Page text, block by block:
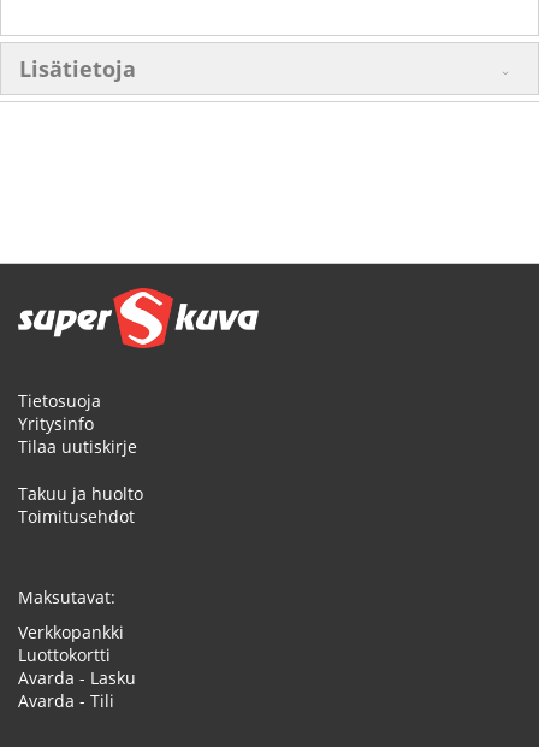
Lisätietoja
Tietosuoja
Yritysinfo
Tilaa uutiskirje
Takuu ja huolto
Toimitusehdot
Maksutavat:
Verkkopankki
Luottokortti
Avarda - Lasku
Avarda - Tili